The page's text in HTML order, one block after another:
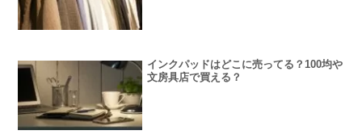
インクパッドはどこに売ってる？100均や
文房具店で買える？